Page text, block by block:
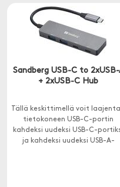
Sandberg USB-C to 2xUSB-
+ 2xUSB-C Hub
Tällä keskittimellä voit
tietokoneen USB-C-portin
kahdeksi uudeksi USB-C-
ja kahdeksi uudeksi USB-A-